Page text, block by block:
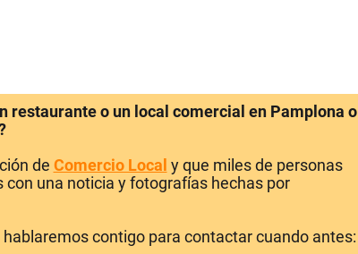
restaurante o un local comercial en Pamplona o
de Comercio Local y que miles de personas
una noticia y fotografías hechas por
contigo para contactar cuando antes: